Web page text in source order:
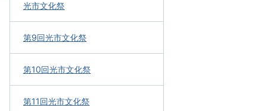
光市文化祭
第9回光市文化祭
第10回光市文化祭
第11回光市文化祭